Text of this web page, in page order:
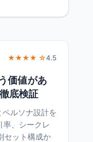
★★★★ ☆4.5
価値があ
底検証
ルソナ設計を
率、シークレ
セット構成か